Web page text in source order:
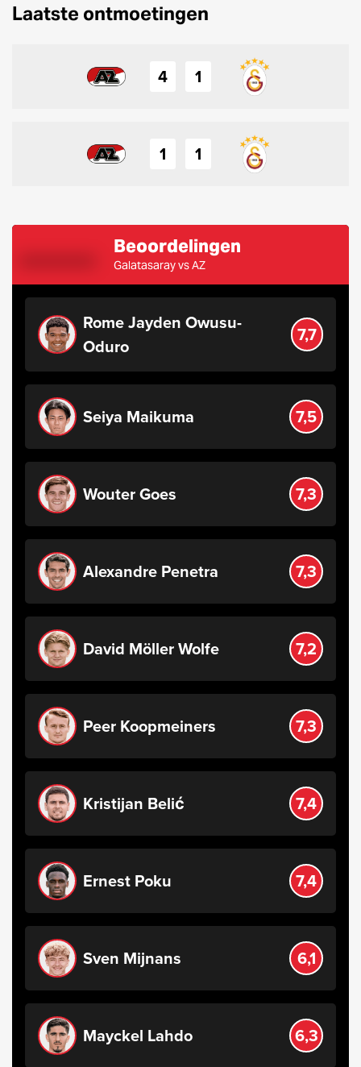
Laatste ontmoetingen
4 1
1 1
Beoordelingen
Galatasaray vs AZ
Rome Jayden Owusu-
Oduro
7,7
Seiya Maikuma 7,5
Wouter Goes 7,3
Alexandre Penetra 7,3
David Möller Wolfe 7,2
Peer Koopmeiners 7,3
Kristijan Belić 7,4
Ernest Poku 7,4
Sven Mijnans 6,1
Mayckel Lahdo 6,3